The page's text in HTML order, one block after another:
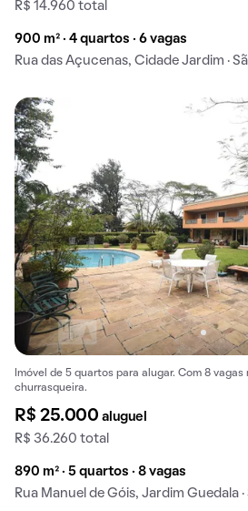
R$ 14.960 total
900 m² · 4 quartos · 6 vagas
Rua das Açucenas, Cidade Jardim ·
Imóvel de 5 quartos para alugar. Com 8
churrasqueira.
R$ 25.000aluguel
R$ 36.260 total
890 m² · 5 quartos · 8 vagas
Rua Manuel de Góis, Jardim Guedala ·